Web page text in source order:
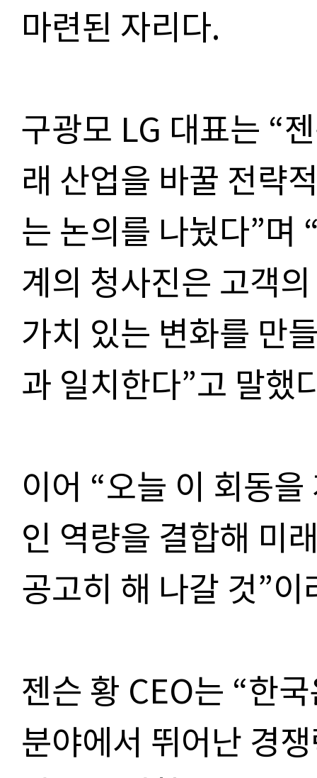
마련된 자리다.
구광모 LG 대표는 “
래 산업을 바꿀 전략
는 논의를 나눴다”며
계의 청사진은 고객
가치 있는 변화를 만
과 일치한다”고 말했
이어 “오늘 이 회동
인 역량을 결합해 미
공고히 해 나갈 것”
젠슨 황 CEO는 “한
분야에서 뛰어난 경